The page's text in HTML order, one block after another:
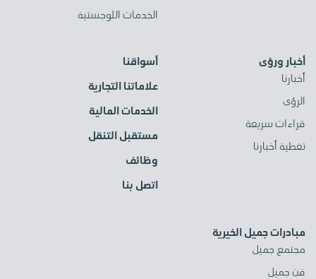
الخدمات اللوجستية
أخبار ورؤى
أخبارنا
الرؤى
قراءات سريعة
تغطية أخبارنا
أسواقنا
علاماتنا التجارية
الخدمات المالية
مستقبل التنقل
وظائف
اتصل بنا
مبادرات جميل الخيرية
مجتمع جميل
فن جميل